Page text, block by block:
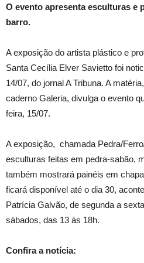
O evento apresenta esculturas e
barro.
A exposição do artista plástico e
Santa Cecília Elver Savietto foi
14/07, do jornal A Tribuna. A
caderno Galeria, divulga o evento
feira, 15/07.
A exposição, chamada Pedra/
esculturas feitas em pedra-sabão,
também mostrará painéis em
ficará disponível até o dia 30,
Patrícia Galvão, de segunda a
sábados, das 13 às 18h.
Confira a notícia: